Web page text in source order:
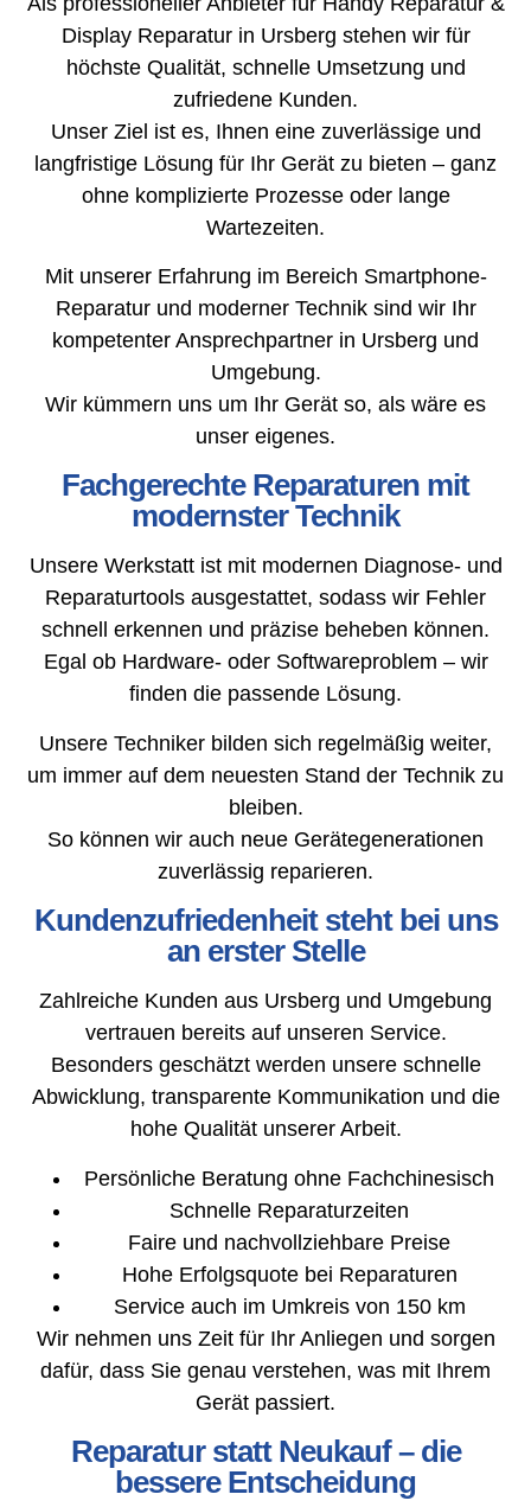
Display Reparatur in Ursberg stehen wir für
höchste Qualität, schnelle Umsetzung und
zufriedene Kunden.
Unser Ziel ist es, Ihnen eine zuverlässige und
langfristige Lösung für Ihr Gerät zu bieten – ganz
ohne komplizierte Prozesse oder lange
Wartezeiten.
Mit unserer Erfahrung im Bereich Smartphone-
Reparatur und moderner Technik sind wir Ihr
kompetenter Ansprechpartner in Ursberg und
Umgebung.
Wir kümmern uns um Ihr Gerät so, als wäre es
unser eigenes.
Fachgerechte Reparaturen mit
modernster Technik
Unsere Werkstatt ist mit modernen Diagnose- und
Reparaturtools ausgestattet, sodass wir Fehler
schnell erkennen und präzise beheben können.
Egal ob Hardware- oder Softwareproblem – wir
finden die passende Lösung.
Unsere Techniker bilden sich regelmäßig weiter,
um immer auf dem neuesten Stand der Technik zu
bleiben.
So können wir auch neue Gerätegenerationen
zuverlässig reparieren.
Kundenzufriedenheit steht bei uns
an erster Stelle
Zahlreiche Kunden aus Ursberg und Umgebung
vertrauen bereits auf unseren Service.
Besonders geschätzt werden unsere schnelle
Abwicklung, transparente Kommunikation und die
hohe Qualität unserer Arbeit.
Persönliche Beratung ohne Fachchinesisch
Schnelle Reparaturzeiten
Faire und nachvollziehbare Preise
Hohe Erfolgsquote bei Reparaturen
Service auch im Umkreis von 150 km
Wir nehmen uns Zeit für Ihr Anliegen und sorgen
dafür, dass Sie genau verstehen, was mit Ihrem
Gerät passiert.
Reparatur statt Neukauf – die
bessere Entscheidung